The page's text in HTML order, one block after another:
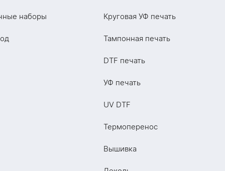
наборы Круговая УФ печать
Тампонная печать
DTF печать
УФ печать
UV DTF
Термоперенос
Вышивка